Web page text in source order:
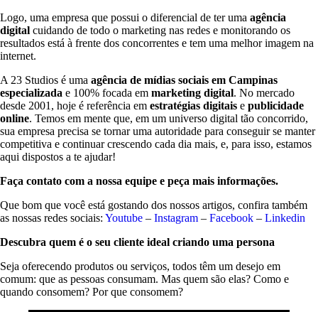
Logo, uma empresa que possui o diferencial de ter uma agência
digital cuidando de todo o marketing nas redes e monitorando os
resultados está à frente dos concorrentes e tem uma melhor imagem na
internet.
A 23 Studios é uma agência de mídias sociais em Campinas
especializada e 100% focada em marketing digital. No mercado
desde 2001, hoje é referência em estratégias digitais e publicidade
online. Temos em mente que, em um universo digital tão concorrido,
sua empresa precisa se tornar uma autoridade para conseguir se manter
competitiva e continuar crescendo cada dia mais, e, para isso, estamos
aqui dispostos a te ajudar!
Faça contato com a nossa equipe e peça mais informações.
Que bom que você está gostando dos nossos artigos, confira também
as nossas redes sociais: Youtube – Instagram – Facebook – Linkedin
Descubra quem é o seu cliente ideal criando uma persona
Seja oferecendo produtos ou serviços, todos têm um desejo em
comum: que as pessoas consumam. Mas quem são elas? Como e
quando consomem? Por que consomem?